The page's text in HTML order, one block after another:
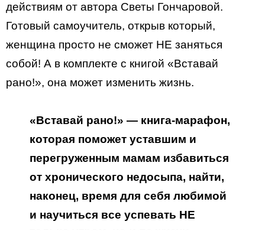
действиям от автора Светы Гончаровой.
Готовый самоучитель, открыв который,
женщина просто не сможет НЕ заняться
собой! А в комплекте с книгой «Вставай
рано!», она может изменить жизнь.
«Вставай рано!» — книга-марафон,
которая поможет уставшим и
перегруженным мамам избавиться
от хронического недосыпа, найти,
наконец, время для себя любимой
и научиться все успевать НЕ